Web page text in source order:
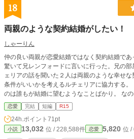
18
両親のような契約結婚がしたい！
しゃーりん
仲の良い両親が恋愛結婚ではなく契約結婚であ
驚いて兄レンフォードに言いに行った。兄の
ェリアの話を聞いた２人は両親のような幸せ
条件がいいかを考えるルチェリアに協力する。
のは誰もが結婚に望むようなことばかり。 な
厳しいことによって同意してくれる相手が見つ
探そうとしたが見つからなかったルチェリアが
うお話です。
恋愛 完結 短編 R15
24h.ポイント 71pt
小説 13,032 位 / 228,588件 恋愛 5,820 位 /